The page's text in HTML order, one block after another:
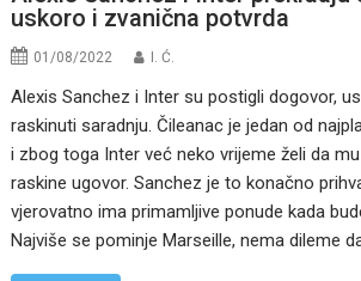
uskoro i zvanična potvrda
01/08/2022 I. Ć.
Alexis Sanchez i Inter su postigli dogovor,
raskinuti saradnju. Čileanac je jedan od
i zbog toga Inter već neko vrijeme želi da mu
raskine ugovor. Sanchez je to konačno
vjerovatno ima primamljive ponude kada
Najviše se pominje Marseille, nema dileme